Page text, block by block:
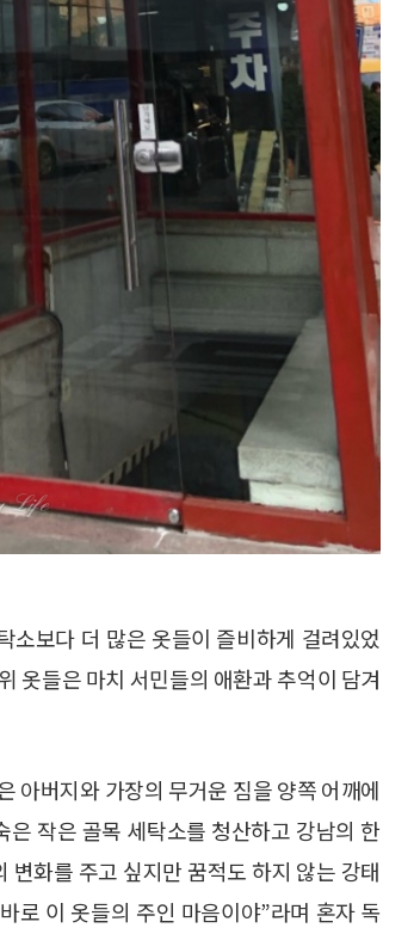
소보다 더 많은 옷들이 즐비하게 걸려있었
옷들은 마치 서민들의 애환과 추억이 담겨
아버지와 가장의 무거운 짐을 양쪽 어깨에
작은 골목 세탁소를 청산하고 강남의 한
화를 주고 싶지만 꿈적도 하지 않는 강태
로 이 옷들의 주인 마음이야”라며 혼자 독